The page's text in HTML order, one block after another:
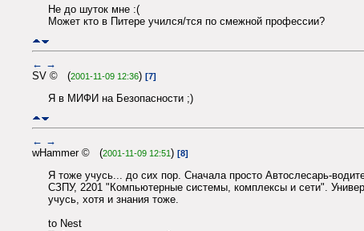
Не до шуток мне :(
Может кто в Питере учился/тся по смежной профессии?
← →
SV © (2001-11-09 12:36) [7]
Я в МИФИ на Безопасности ;)
← →
wHammer © (2001-11-09 12:51) [8]
Я тоже учусь... до сих пор. Сначала просто Автослесарь-
СЗПУ, 2201 "Компьютерные системы, комплексы и сети".
учусь, хотя и знания тоже.
to Nest